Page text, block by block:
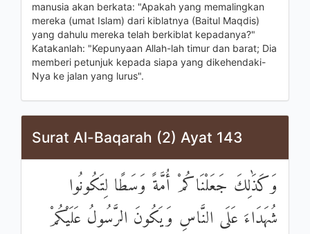
manusia akan berkata: "Apakah yang memalingkan
mereka (umat Islam) dari kiblatnya (Baitul Maqdis)
yang dahulu mereka telah berkiblat kepadanya?"
Katakanlah: "Kepunyaan Allah-lah timur dan barat; Dia
memberi petunjuk kepada siapa yang dikehendaki-
Nya ke jalan yang lurus".
Surat Al-Baqarah (2) Ayat 143
وَكَذَٰلِكَ جَعَلْنَاكُمْ أُمَّةً وَسَطًا لِتَكُونُوا
شُهَدَاءَ عَلَى النَّاسِ وَيَكُونَ الرَّسُولُ عَلَيْكُمْ